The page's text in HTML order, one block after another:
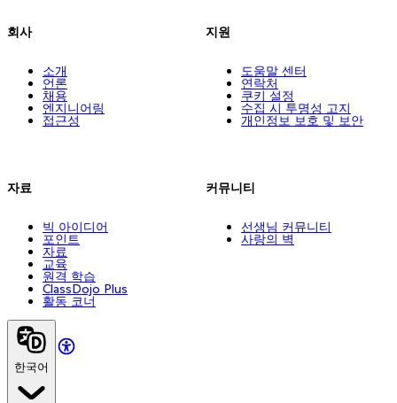
회사
소개
언론
채용
엔지니어링
접근성
자료
빅 아이디어
포인트
자료
교육
원격 학습
ClassDojo Plus
활동 코너
지원
도움말 센터
연락처
쿠키 설정
수집 시 투명성 고지
개인정보 보호 및 보안
커뮤니티
선생님 커뮤니티
사랑의 벽
한국어